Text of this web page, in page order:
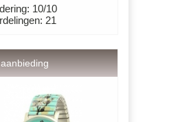
10/10
21